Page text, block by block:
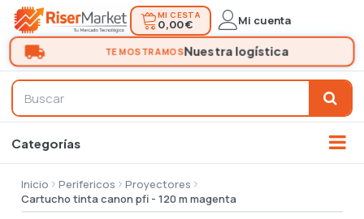
MI CESTA
0,00 € Mi cuenta
Inicio Perifericos
Proyectores
Cartucho tinta canon pfi - 120 m magenta